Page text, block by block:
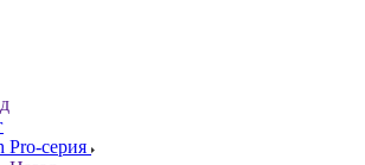
Pro-серия